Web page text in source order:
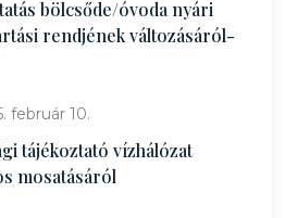
bölcsőde/óvoda nyári
rendjének változásáról-
február 10.
tájékoztató vízhálózat
mosatásáról